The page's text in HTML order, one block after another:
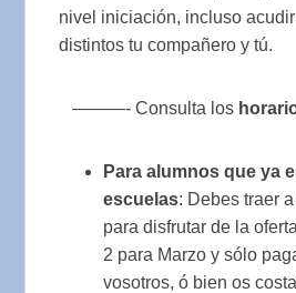
nivel iniciación, incluso
distintos tu compañero y tú.
———- Consulta los
Para alumnos que ya
escuelas: Debes traer
para disfrutar de la
2 para Marzo y sólo
vosotros, ó bien os